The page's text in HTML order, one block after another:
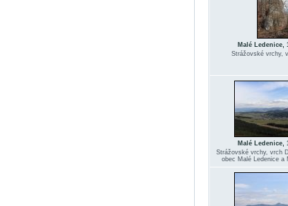
Malé Ledenice,
Strážovské vrchy,
Malé Ledenice,
Strážovské vrchy, vrch
obec Malé Ledenice a